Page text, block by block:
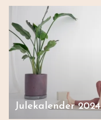
Julekalender 2024